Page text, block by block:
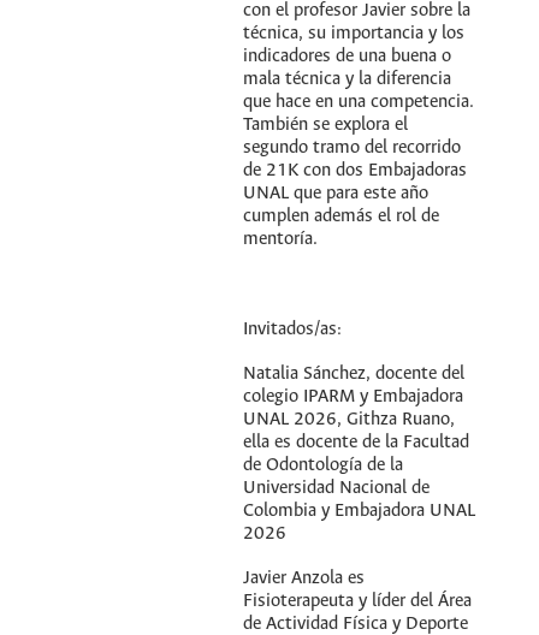
con el profesor Javier sobre la
técnica, su importancia y los
indicadores de una buena o
mala técnica y la diferencia
que hace en una competencia.
También se explora el
segundo tramo del recorrido
de 21K con dos Embajadoras
UNAL que para este año
cumplen además el rol de
mentoría.
Invitados/as:
Natalia Sánchez, docente del
colegio IPARM y Embajadora
UNAL 2026, Githza Ruano,
ella es docente de la Facultad
de Odontología de la
Universidad Nacional de
Colombia y Embajadora UNAL
2026
Javier Anzola es
Fisioterapeuta y líder del Área
de Actividad Física y Deporte